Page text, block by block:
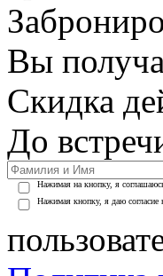
Вы
Скидка
До
Нажимая на кнопку, я
Нажимая кнопку, я даю согласие